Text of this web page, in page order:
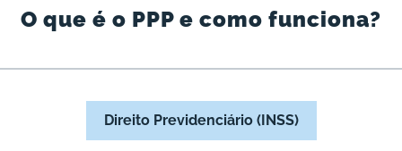
O que é o PPP e como funciona?
Direito Previdenciário (INSS)